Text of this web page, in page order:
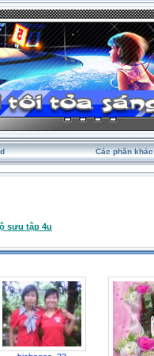
Các phần khác
sưu tập 4u